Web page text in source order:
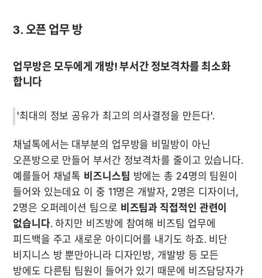
업무방은 모두에게 개방! 부서간 정보격차를 최소화
합니다
'최대의 정보 공유가 최고의 의사결정을 만든다'.
채널톡에서는 대부분의 업무방을 비밀방이 아닌
오픈방으로 만들어 부서간 정보격차를 줄이고 있습니다.
예를들어 채널톡 비즈니스팀 방에는 총 24명의 팀원이
들어와 있는데요 이 중 11명은 개발자, 2명은 디자이너,
2명은 오퍼레이션 팀으로 비즈팀과 직접적인 관련이
없습니다. 하지만 비즈방에 참여해 비즈팀 업무에
피드백을 주고 새로운 아이디어를 내기도 하죠. 비단
비지니스 방 뿐만아니라 디자인방, 개발방 등 모든
방에도 다른팀 팀원이 들어가 있기 때문에 비즈담당자가